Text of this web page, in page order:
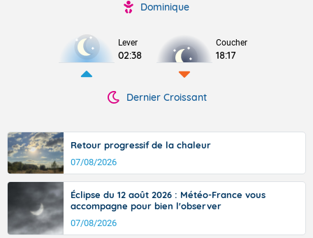
Dominique
Lever
02:38
Coucher
18:17
Dernier Croissant
Retour progressif de la chaleur
07/08/2026
Éclipse du 12 août 2026 : Météo-France vous
accompagne pour bien l'observer
07/08/2026